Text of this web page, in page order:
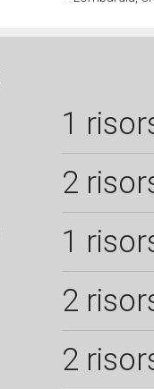
1
2
1
2
2